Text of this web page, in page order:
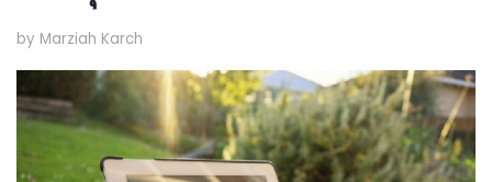
by Marziah Karch